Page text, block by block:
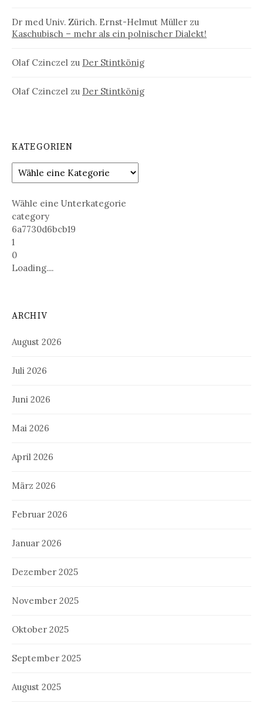
Dr med Univ. Zürich. Ernst-Helmut Müller zu
Kaschubisch – mehr als ein polnischer Dialekt!
Olaf Czinczel zu Der Stintkönig
Olaf Czinczel zu Der Stintkönig
KATEGORIEN
Wähle eine Unterkategorie
category
6a7730d6bcb19
1
0
Loading....
ARCHIV
August 2026
Juli 2026
Juni 2026
Mai 2026
April 2026
März 2026
Februar 2026
Januar 2026
Dezember 2025
November 2025
Oktober 2025
September 2025
August 2025